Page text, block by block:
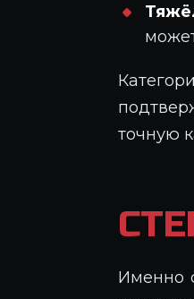
точную
Именно